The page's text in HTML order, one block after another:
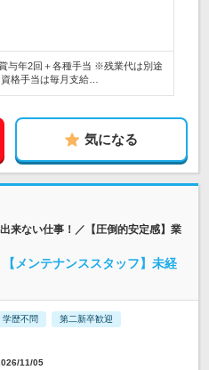
与年2回＋各種手当 ※残業代は別途
格手当は毎月支給…
気になる
来ない仕事！／【圧倒的安定感】業
メンテナンススタッフ】未経
学歴不問 第二新卒歓迎
11/05